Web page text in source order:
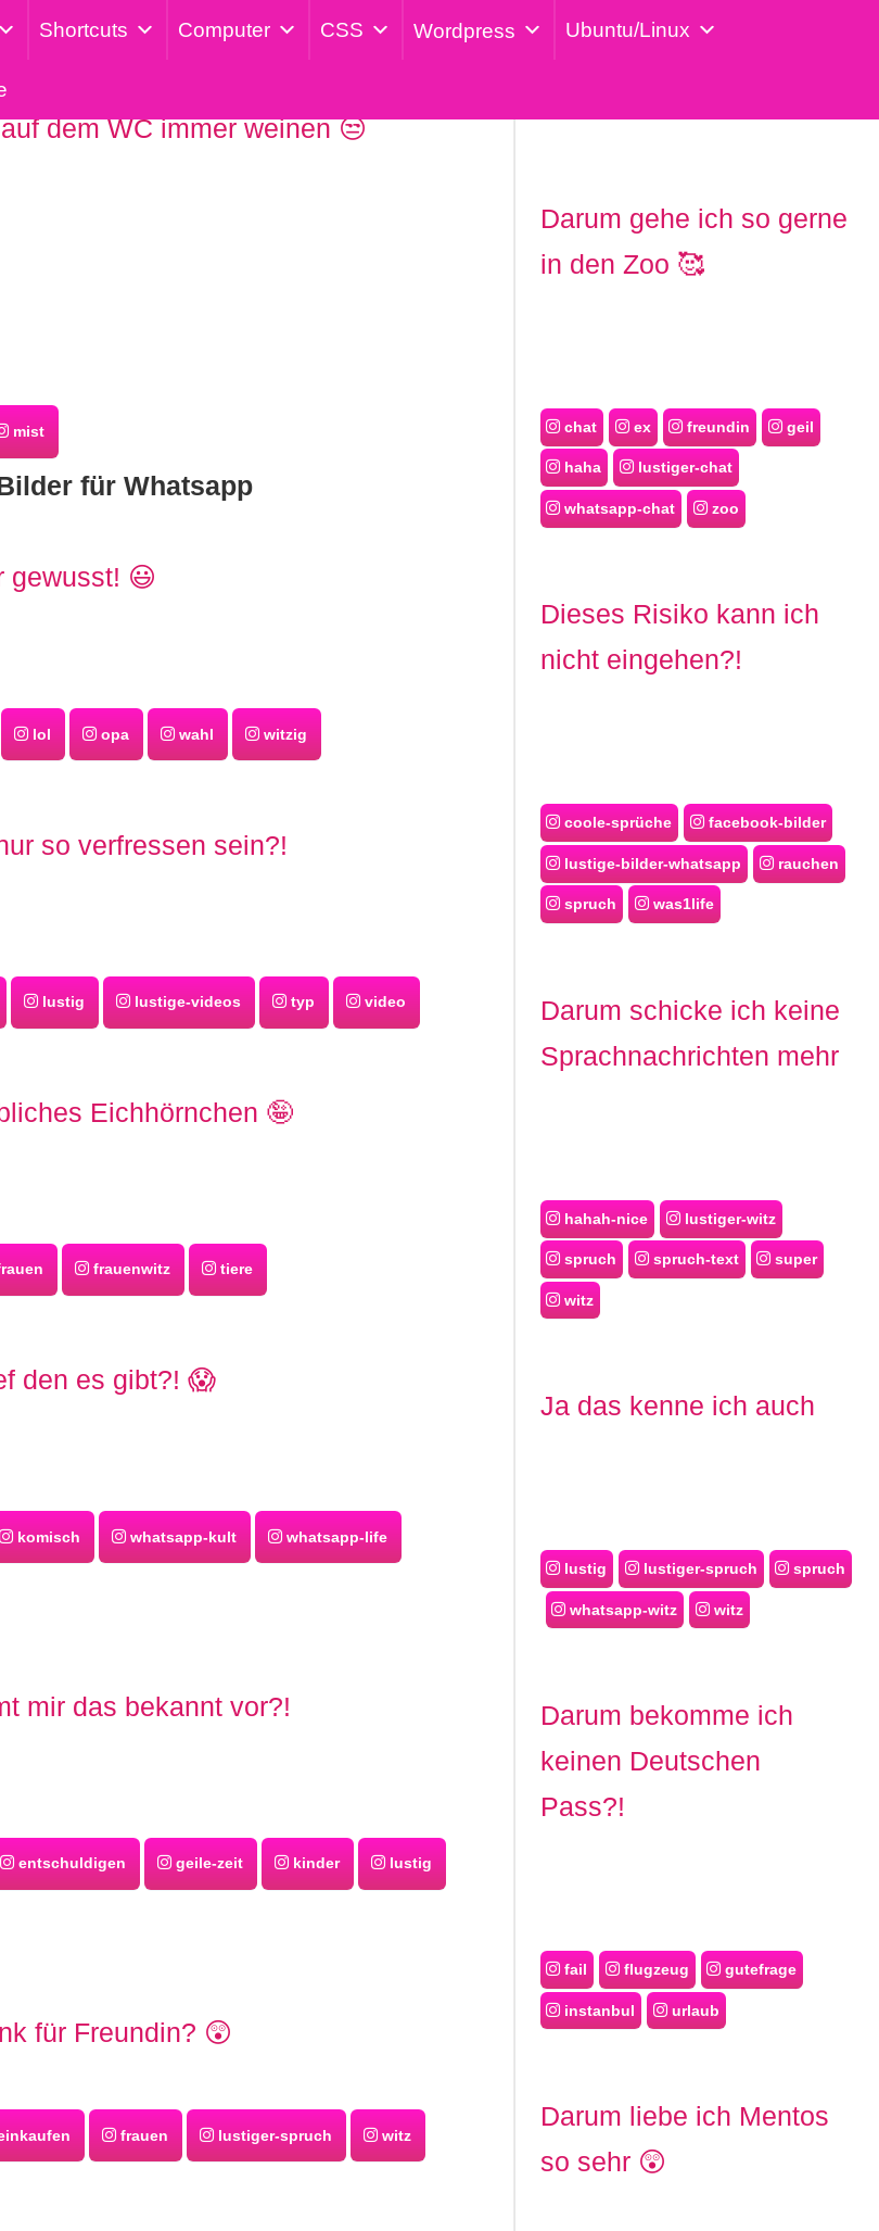
Shortcuts Computer CSS Wordpress Ubuntu/Linux
dem WC immer weinen 😒
mist
für Whatsapp
gewusst! 😃
lol opa wahl witzig
so verfressen sein?!
lustig lustige-videos typ video
Eichhörnchen 🤪
frauenwitz tiere
den es gibt?! 😱
komisch whatsapp-kult whatsapp-life
mir das bekannt vor?!
entschuldigen geile-zeit kinder lustig
für Freundin? 😲
frauen lustiger-spruch witz
Darum gehe ich so gerne
in den Zoo 🥰
chat ex freundin geil
haha lustiger-chat
whatsapp-chat zoo
Dieses Risiko kann ich
nicht eingehen?!
coole-sprüche facebook-bilder
lustige-bilder-whatsapp rauchen
spruch was1life
Darum schicke ich keine
Sprachnachrichten mehr
hahah-nice lustiger-witz
spruch spruch-text super
witz
Ja das kenne ich auch
lustig lustiger-spruch spruch
whatsapp-witz witz
Darum bekomme ich
keinen Deutschen
Pass?!
fail flugzeug gutefrage
instanbul urlaub
Darum liebe ich Mentos
so sehr 😲